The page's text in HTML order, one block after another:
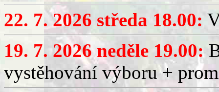
22. 7. 2026 středa 18.00:
19. 7. 2026 neděle 19.00:
vystěhování výboru +